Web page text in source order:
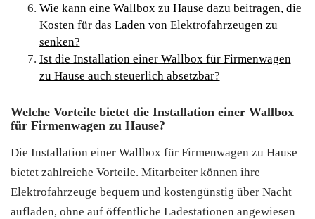
Wie kann eine Wallbox zu Hause dazu beitragen, die
Kosten für das Laden von Elektrofahrzeugen zu
senken?
Ist die Installation einer Wallbox für Firmenwagen
zu Hause auch steuerlich absetzbar?
Welche Vorteile bietet die Installation einer Wallbox
für Firmenwagen zu Hause?
Die Installation einer Wallbox für Firmenwagen zu Hause
bietet zahlreiche Vorteile. Mitarbeiter können ihre
Elektrofahrzeuge bequem und kostengünstig über Nacht
aufladen, ohne auf öffentliche Ladestationen angewiesen